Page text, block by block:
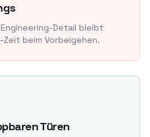
Detail bleibt
beim Vorbeigehen.
Türen